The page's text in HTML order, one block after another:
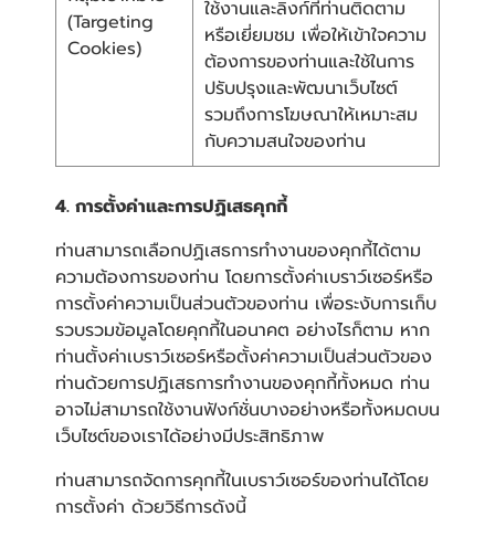
(Targeting
Cookies)
ใช้งานและลิงก์ที่ท่านติดตาม
หรือเยี่ยมชม เพื่อให้เข้าใจความ
ต้องการของท่านและใช้ในการ
ปรับปรุงและพัฒนาเว็บไซต์
รวมถึงการโฆษณาให้เหมาะสม
กับความสนใจของท่าน
4. การตั้งค่าและการปฏิเสธคุกกี้
ท่านสามารถเลือกปฏิเสธการทำงานของคุกกี้ได้ตาม
ความต้องการของท่าน โดยการตั้งค่าเบราว์เซอร์หรือ
การตั้งค่าความเป็นส่วนตัวของท่าน เพื่อระงับการเก็บ
รวบรวมข้อมูลโดยคุกกี้ในอนาคต อย่างไรก็ตาม หาก
ท่านตั้งค่าเบราว์เซอร์หรือตั้งค่าความเป็นส่วนตัวของ
ท่านด้วยการปฏิเสธการทำงานของคุกกี้ทั้งหมด ท่าน
อาจไม่สามารถใช้งานฟังก์ชั่นบางอย่างหรือทั้งหมดบน
เว็บไซต์ของเราได้อย่างมีประสิทธิภาพ
ท่านสามารถจัดการคุกกี้ในเบราว์เซอร์ของท่านได้โดย
การตั้งค่า ด้วยวิธีการดังนี้